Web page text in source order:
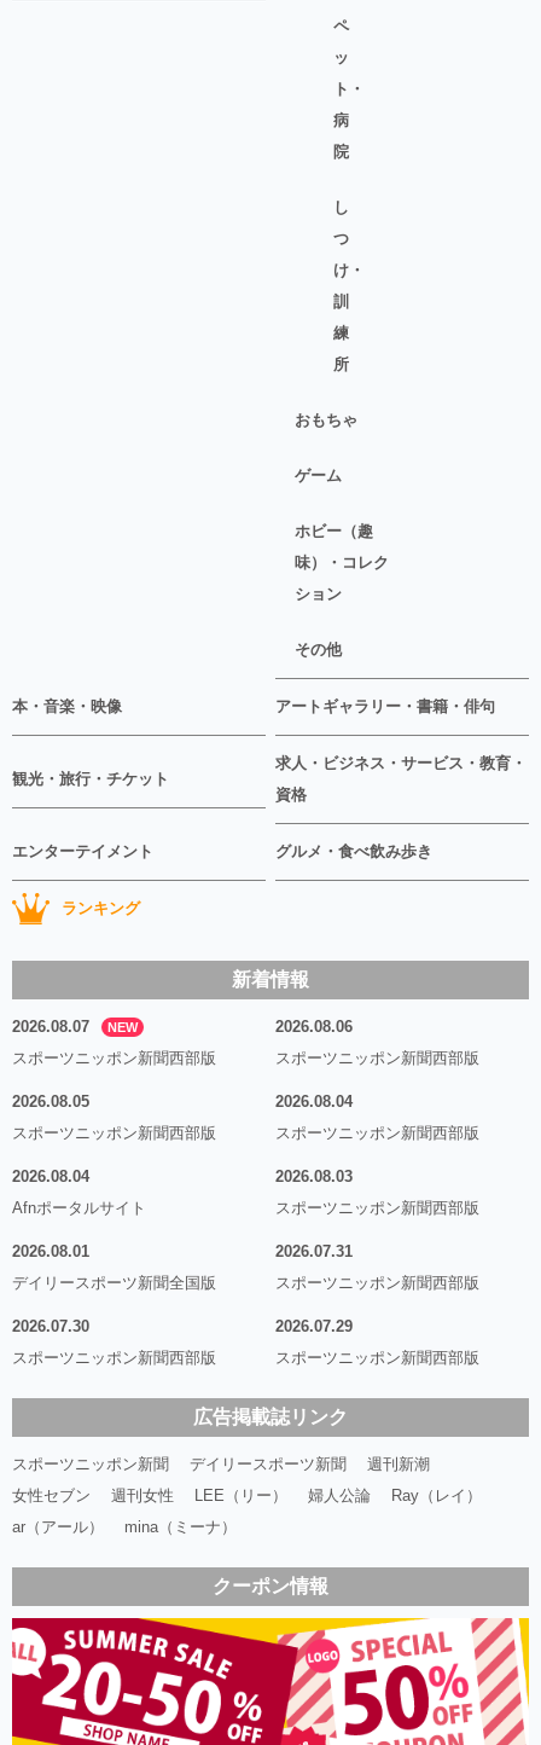
ペ
ッ
ト・
病
院
し
つ
け・
訓
練
所
おもちゃ
ゲーム
ホビー（趣
味）・コレク
ション
その他
本・音楽・映像 アートギャラリー・書籍・俳句
観光・旅行・チケット
求人・ビジネス・サービス・教育・
資格
エンターテイメント グルメ・食べ飲み歩き
ランキング
新着情報
2026.08.07 NEW
スポーツニッポン新聞西部版
2026.08.06
スポーツニッポン新聞西部版
2026.08.05
スポーツニッポン新聞西部版
2026.08.04
スポーツニッポン新聞西部版
2026.08.04
Afnポータルサイト
2026.08.03
スポーツニッポン新聞西部版
2026.08.01
デイリースポーツ新聞全国版
2026.07.31
スポーツニッポン新聞西部版
2026.07.30
スポーツニッポン新聞西部版
2026.07.29
スポーツニッポン新聞西部版
広告掲載誌リンク
スポーツニッポン新聞 デイリースポーツ新聞
週刊新潮
女性セブン
週刊女性 LEE（リー） 婦人公論
Ray（レイ）
ar（アール）
mina（ミーナ）
クーポン情報